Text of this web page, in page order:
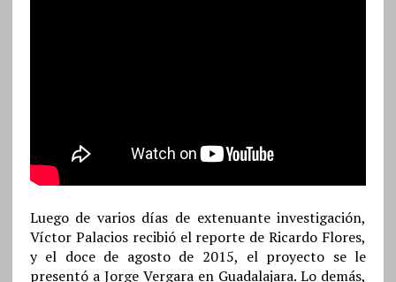
Luego de varios días de extenuante investigación,
Víctor Palacios recibió el reporte de Ricardo Flores,
y el doce de agosto de 2015, el proyecto se le
presentó a Jorge Vergara en Guadalajara. Lo demás,